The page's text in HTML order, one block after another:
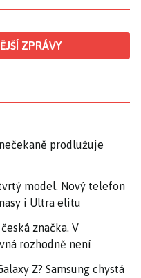
ZPRÁVY
prodlužuje
model. Nový telefon
i Ultra elitu
značka. V
rozhodně není
Z? Samsung chystá